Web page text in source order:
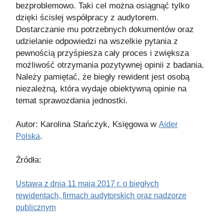
bezproblemowo. Taki cel można osiągnąć tylko
dzięki ścisłej współpracy z audytorem.
Dostarczanie mu potrzebnych dokumentów oraz
udzielanie odpowiedzi na wszelkie pytania z
pewnością przyśpiesza cały proces i zwiększa
możliwość otrzymania pozytywnej opinii z badania.
Należy pamiętać, że biegły rewident jest osobą
niezależną, która wydaje obiektywną opinie na
temat sprawozdania jednostki.
Autor: Karolina Stańczyk, Księgowa w Aider
Polska.
Źródła:
Ustawa z dnia 11 maja 2017 r. o biegłych
rewidentach, firmach audytorskich oraz nadzorze
publicznym